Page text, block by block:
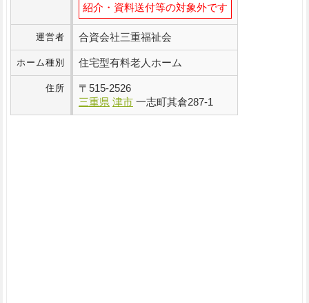
紹介・資料送付等の対象外です
運営者 合資会社三重福祉会
ホーム種別 住宅型有料老人ホーム
住所 〒 515-2526
三重県 津市 一志町其倉287-1